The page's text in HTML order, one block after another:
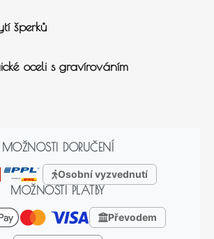
šperků
oceli s gravírováním
MOŽNOSTI DORUČENÍ
Osobní vyzvednutí
MOŽNOSTI PLATBY
Převodem